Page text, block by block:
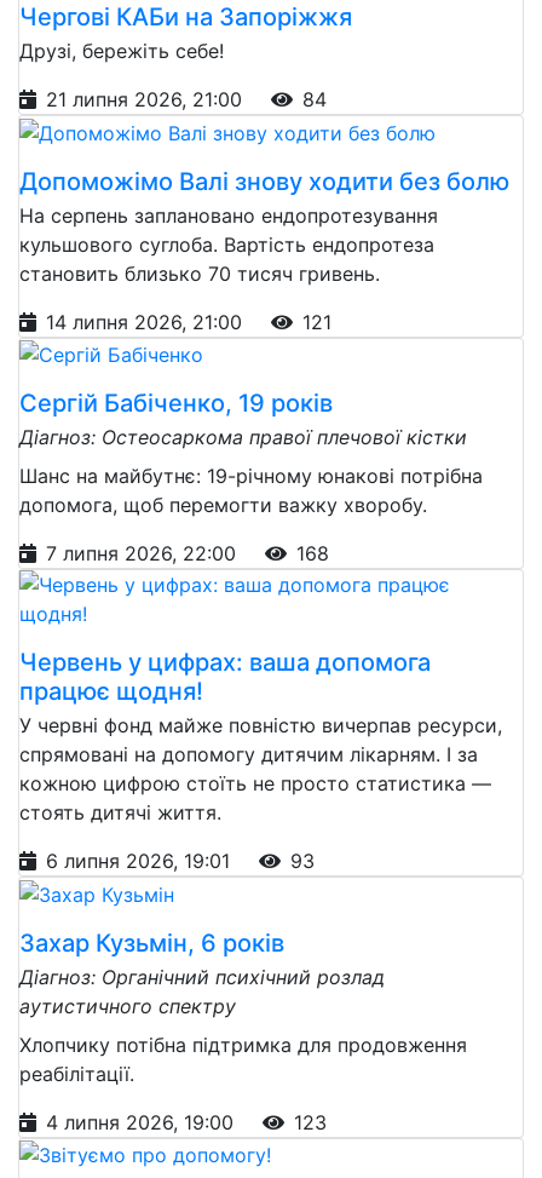
Чергові КАБи на Запоріжжя
Друзі, бережіть себе!
21 липня 2026, 21:00
84
Допоможімо Валі знову ходити без болю
На серпень заплановано ендопротезування
кульшового суглоба. Вартість ендопротеза
становить близько 70 тисяч гривень.
14 липня 2026, 21:00
121
Сергій Бабіченко, 19 років
Діагноз: Остеосаркома правої плечової кістки
Шанс на майбутнє: 19-річному юнакові потрібна
допомога, щоб перемогти важку хворобу.
7 липня 2026, 22:00
168
Червень у цифрах: ваша допомога
працює щодня!
У червні фонд майже повністю вичерпав ресурси,
спрямовані на допомогу дитячим лікарням. І за
кожною цифрою стоїть не просто статистика —
стоять дитячі життя.
6 липня 2026, 19:01
93
Захар Кузьмін, 6 років
Діагноз: Органічний психічний розлад
аутистичного спектру
Хлопчику потібна підтримка для продовження
реабілітації.
4 липня 2026, 19:00
123